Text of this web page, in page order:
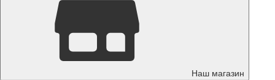
Наш магазин